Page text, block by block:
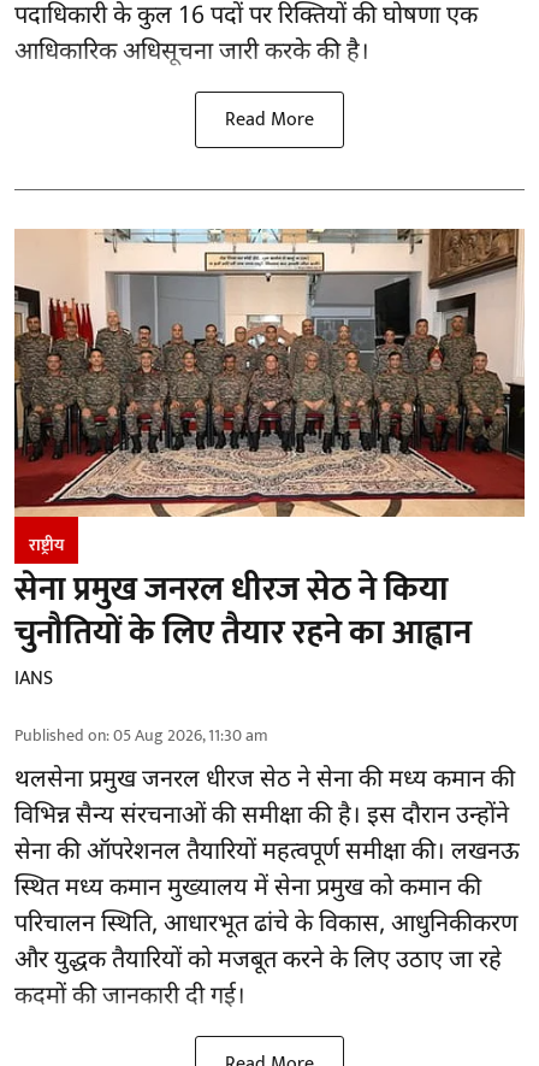
पदाधिकारी के कुल 16 पदों पर रिक्तियों की घोषणाएक
आधिकारिक अधिसूचना जारी करके की है।
Read More
राष्ट्रीय
सेना प्रमुख जनरल धीरज सेठ ने किया
चुनौतियों के लिए तैयार रहने का आह्वान
IANS
Published on:05 Aug 2026, 11:30 am
थलसेना प्रमुख जनरल धीरज सेठ ने सेना की मध्य कमान की
विभिन्न सैन्य संरचनाओं की समीक्षा की है। इस दौरान उन्होंने
सेना की ऑपरेशनल तैयारियों महत्वपूर्ण समीक्षा की। लखनऊ
स्थित मध्य कमान मुख्यालय में सेना प्रमुख को कमान की
परिचालन स्थिति, आधारभूत ढांचे के विकास, आधुनिकीकरण
और युद्धक तैयारियों को मजबूत करने के लिए उठाए जा रहे
कदमों की जानकारी दी गई।